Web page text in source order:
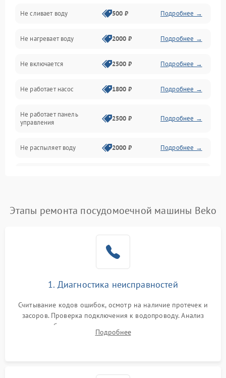
Электропитание
Датчики
Нагрев
Вода
Гигиена
Программное обеспечение
Не сливает воду 500 ₽ Подробнее →
Не нагревает воду 2000 ₽ Подробнее →
Не включается 2500 ₽ Подробнее →
Не работает насос 1800 ₽ Подробнее →
Не работает панель
управления
2500 ₽ Подробнее →
Не распыляет воду 2000 ₽ Подробнее →
воды
1800 ₽ Подробнее →
Проблемы с
Этапы ремонта посудомоечной машины Beko
1. Диагностика неисправностей
Считывание кодов ошибок, осмотр на наличие протечек и
засоров. Проверка подключения к водопроводу. Анализ
жалоб на отсутствие слива, нагрева, вращения
разбрызгивателей или срабатывание системы защиты
Подробнее